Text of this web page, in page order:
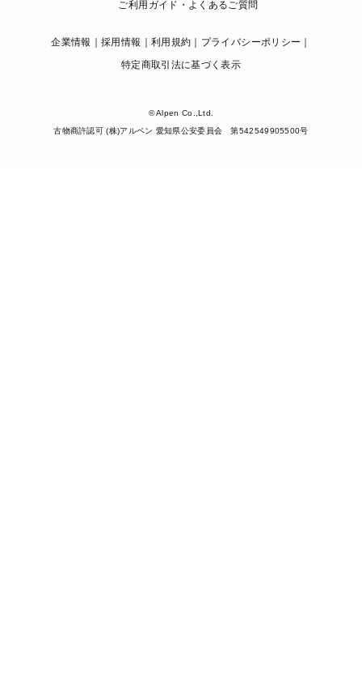
ご利用ガイド・よくあるご質問
企業情報 採用情報 利用規約
プライバシーポリシー
特定商取引法に基づく表示
© Alpen Co.,Ltd.
古物商許認可 (株)アルペン 愛知県公安委員会 第542549905500号